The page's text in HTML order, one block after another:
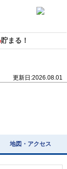
貯まる！
更新日:2026.08.01
地図・アクセス